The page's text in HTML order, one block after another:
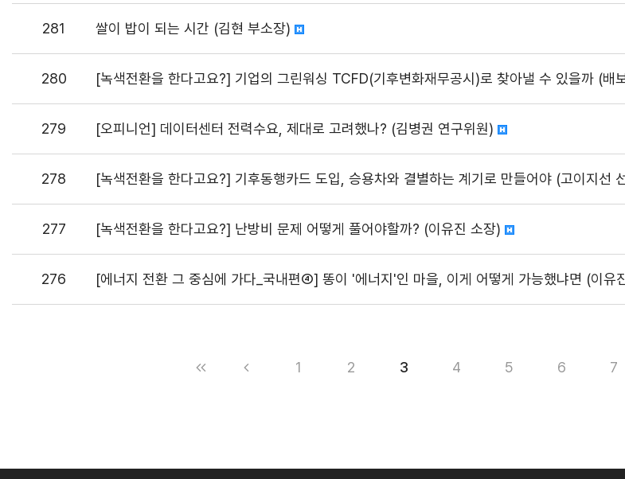
281 쌀이 밥이 되는 시간 (김현 부소장)
280 [녹색전환을 한다고요?] 기업의 그린워싱 TCFD(기후변화재무공시)로 찾아낼 수 있을까 (배
279 [오피니언] 데이터센터 전력수요, 제대로 고려했나? (김병권 연구위원)
278 [녹색전환을 한다고요?] 기후동행카드 도입, 승용차와 결별하는 계기로 만들어야 (고이지선
277 [녹색전환을 한다고요?] 난방비 문제 어떻게 풀어야할까? (이유진 소장)
276 [에너지 전환 그 중심에 가다_국내편④] 똥이 '에너지'인 마을, 이게 어떻게 가능했냐면 (이유
1 2 3 4 5 6 7